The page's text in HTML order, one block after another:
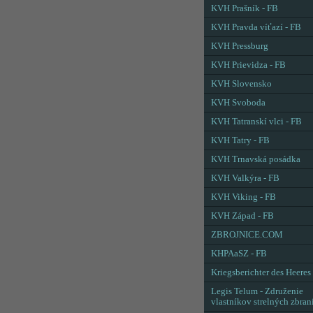
KVH Prašník - FB
KVH Pravda víťazí - FB
KVH Pressburg
KVH Prievidza - FB
KVH Slovensko
KVH Svoboda
KVH Tatranskí vlci - FB
KVH Tatry - FB
KVH Trnavská posádka
KVH Valkýra - FB
KVH Viking - FB
KVH Západ - FB
ZBROJNICE.COM
KHPAaSZ - FB
Kriegsberichter des Heeres
Legis Telum - Združenie
vlastníkov strelných